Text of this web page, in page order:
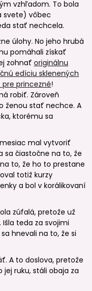
vzhľadom. To bola
svete) vôbec
stať nechcela.
úlohy. No jeho hrubá
pomáhali získať
zohnať originálnu
edíciu sklenených
princezné!
robiť. Zároveň
ženou stať nechce. A
ktorému sa
mesiac mal vytvoriť
sa čiastočne na to, že
to, že ho to prestane
totiž kurzy
a bol v korálikovaní
zúfalá, pretože už
teda za svojimi
hnevali na to, že si
A to doslova, pretože
ruku, stáli obaja za